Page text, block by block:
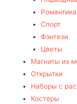
Романтика
Спорт
Фэнтези
Цветы
Магниты из
Открытки
Наборы с
Костеры